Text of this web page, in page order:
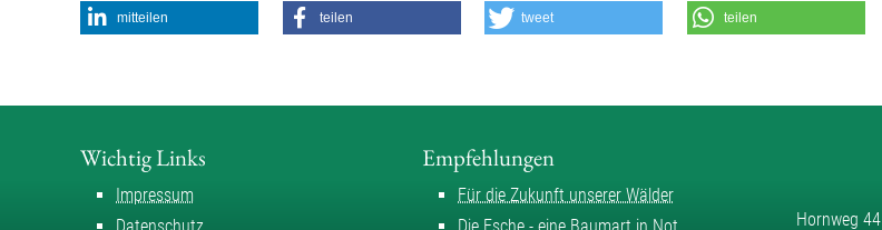
mitteilen teilen tweet teilen
Wichtig Links
Impressum
Empfehlungen
Für die Zukunft unserer Wälder
Hornweg 44